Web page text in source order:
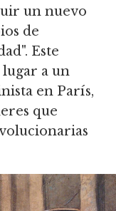
un nuevo
de
Este
a un
en París,
que